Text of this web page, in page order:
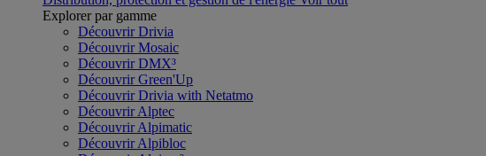
Explorer par gamme
Découvrir Drivia
Découvrir Mosaic
Découvrir DMX³
Découvrir Green'Up
Découvrir Drivia with Netatmo
Découvrir Alptec
Découvrir Alpimatic
Découvrir Alpibloc